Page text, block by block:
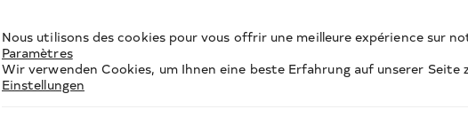
Nous utilisons des cookies pour vous offrir une meilleure expérience sur
Paramètres
Wir verwenden Cookies, um Ihnen eine beste Erfahrung auf unserer Seite
Einstellungen